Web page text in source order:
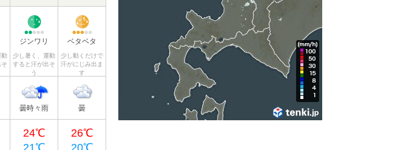
動
ジンワリ
少し暑く、運動
すると汗が出そ
う
ベタベタ
少し動くだけで
汗がにじみ出ま
す
曇時々雨 曇
24℃
21℃
26℃
20℃